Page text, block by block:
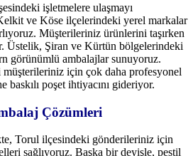
işletmelere ulaşmayı
ve Köse ilçelerindeki yerel markalar
Müşterileriniz ürünlerini taşırken
Üstelik, Şiran ve Kürtün bölgelerindeki
görünümlü ambalajlar sunuyoruz.
müşterileriniz için çok daha profesyonel
baskılı poşet ihtiyacını gideriyor.
Çözümleri
Torul ilçesindeki gönderileriniz için
sağlıyoruz. Başka bir deyişle, pestil